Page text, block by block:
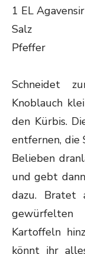
1 EL
Salz
Pfeffer
Schneidet
Knoblauch
den Kürbis.
entfernen, die
Belieben
und gebt
dazu. Bratet
Kartoffeln
könnt ihr